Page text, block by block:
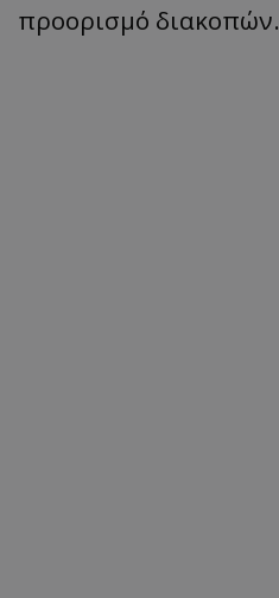
προορισμό διακοπών.